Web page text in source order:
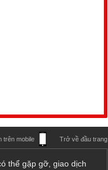
trên mobile Trở về đầu trang
thể gặp gỡ, giao dịch